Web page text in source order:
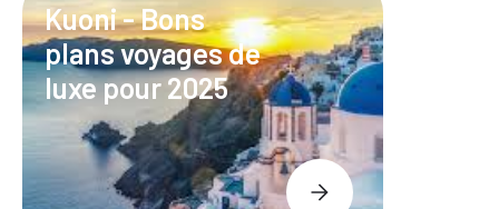
Kuoni - Bons
plans voyages de
luxe pour 2025